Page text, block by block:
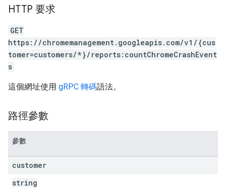
HTTP 要求
GET
https://chromemanagement.googleapis.com/v1/{cus
tomer=customers/*}/reports:countChromeCrashEvent
s
這個網址使用 gRPC 轉碼語法。
路徑參數
參數
customer
string